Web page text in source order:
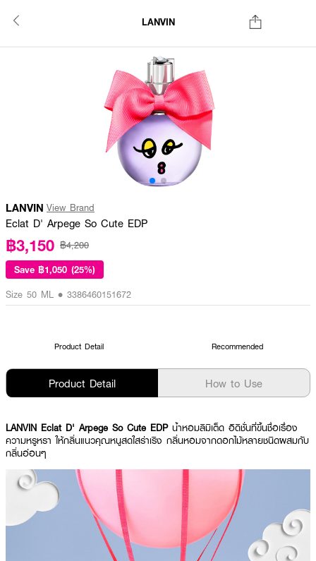
LANVIN
LANVIN View Brand
Eclat D' Arpege So Cute EDP
฿3,150 ฿4,200
Save ฿1,050 (25%)
Size 50 ML • 3386460151672
Product Detail Recommended
Product Detail How to Use
LANVIN Eclat D' Arpege So Cute EDP น้ำหอมลิมิเต็ด อิดิชั่นที่ขึ้นชื่อเรื่อง
ความหรูหรา ให้กลิ่นแนวคุณหนูสดใสร่าเริง กลิ่นหอมจากดอกไม้หลายชนิดผสมกับ
กลิ่นอ่อนๆ